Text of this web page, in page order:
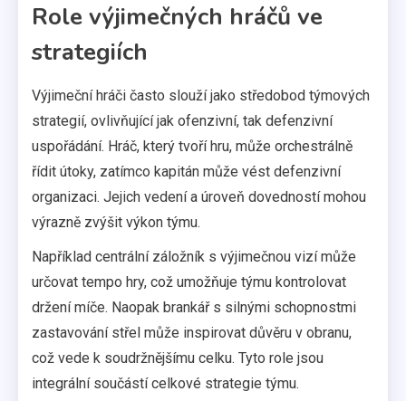
Role výjimečných hráčů ve
strategiích
Výjimeční hráči často slouží jako středobod týmových
strategií, ovlivňující jak ofenzivní, tak defenzivní
uspořádání. Hráč, který tvoří hru, může orchestrálně
řídit útoky, zatímco kapitán může vést defenzivní
organizaci. Jejich vedení a úroveň dovedností mohou
výrazně zvýšit výkon týmu.
Například centrální záložník s výjimečnou vizí může
určovat tempo hry, což umožňuje týmu kontrolovat
držení míče. Naopak brankář s silnými schopnostmi
zastavování střel může inspirovat důvěru v obranu,
což vede k soudržnějšímu celku. Tyto role jsou
integrální součástí celkové strategie týmu.